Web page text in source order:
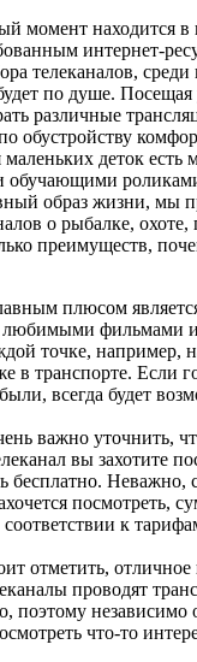
момент находится в
интернет-
телеканалов,
по душе.
различные
обустройству
деток есть
обучающими
образ жизни, мы
о рыбалке, охоте,
преимуществ,
плюсом
любимыми фильмами
точке, например,
в транспорте. Если
всегда будет
важно уточнить,
вы захотите
бесплатно. Неважно,
посмотреть,
соответствии к
отметить,
проводят
поэтому независимо
что-то